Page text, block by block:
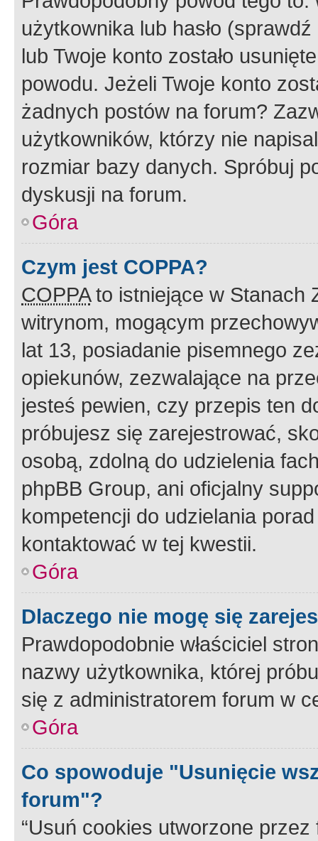
użytkownika lub hasło
lub Twoje konto zostało
powodu. Jeżeli Twoje konto
żadnych postów na forum?
użytkowników, którzy nie
rozmiar bazy danych. Spróbuj
dyskusji na forum.
Góra
Czym jest COPPA?
COPPAto istniejące w Stanach
witrynom, mogącym
lat 13, posiadanie pisemnego
opiekunów, zezwalające na
jesteś pewien, czy przepis ten
próbujesz się zarejestrować,
osobą, zdolną do udzielenia
phpBB Group, ani oficjalny
kompetencji do udzielania
kontaktować w tej kwestii.
Góra
Dlaczego nie mogę się
Prawdopodobnie właściciel
nazwy użytkownika, której
się z administratorem forum w
Góra
Co spowoduje "Usunięcie
forum"?
“Usuń cookies utworzone